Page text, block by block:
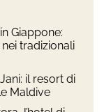
Giappone:
tradizionali
il resort di
Maldive